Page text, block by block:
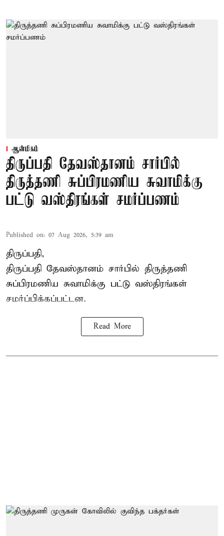
ஆன்மிகம்
திருப்பதி தேவஸ்தானம் சார்பில்
திருத்தணி சுப்பிரமணிய சுவாமிக்கு
பட்டு வஸ்திரங்கள் சமர்ப்பணம்
Published on: 07 Aug 2026, 5:39 am
திருப்பதி,
திருப்பதி தேவஸ்தானம் சார்பில் திருத்தணி
சுப்பிரமணிய சுவாமிக்கு பட்டு வஸ்திரங்கள்
சமர்ப்பிக்கப்பட்டன.
Read More